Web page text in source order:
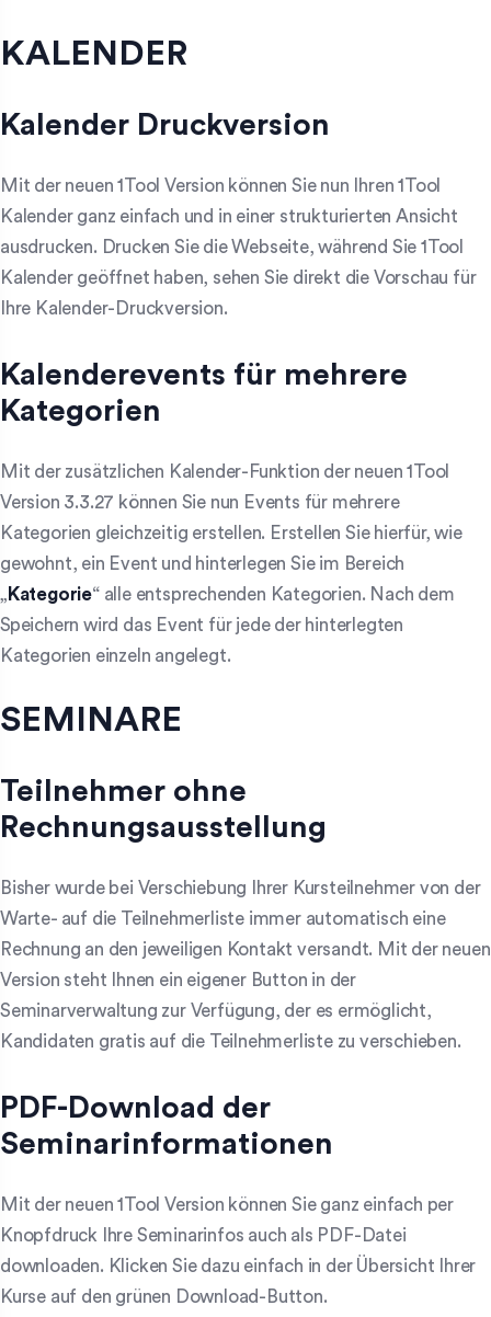
KALENDER
Kalender Druckversion
Mit der neuen 1Tool Version können Sie nun Ihren 1Tool
Kalender ganz einfach und in einer strukturierten Ansicht
ausdrucken. Drucken Sie die Webseite, während Sie 1Tool
Kalender geöffnet haben, sehen Sie direkt die Vorschau für
Ihre Kalender-Druckversion.
Kalenderevents für mehrere
Kategorien
Mit der zusätzlichen Kalender-Funktion der neuen 1Tool
Version 3.3.27 können Sie nun Events für mehrere
Kategorien gleichzeitig erstellen. Erstellen Sie hierfür, wie
gewohnt, ein Event und hinterlegen Sie im Bereich
„ Kategorie“ alle entsprechenden Kategorien. Nach dem
Speichern wird das Event für jede der hinterlegten
Kategorien einzeln angelegt.
SEMINARE
Teilnehmer ohne
Rechnungsausstellung
Bisher wurde bei Verschiebung Ihrer Kursteilnehmer von der
Warte- auf die Teilnehmerliste immer automatisch eine
Rechnung an den jeweiligen Kontakt versandt. Mit der neuen
Version steht Ihnen ein eigener Button in der
Seminarverwaltung zur Verfügung, der es ermöglicht,
Kandidaten gratis auf die Teilnehmerliste zu verschieben.
PDF-Download der
Seminarinformationen
Mit der neuen 1Tool Version können Sie ganz einfach per
Knopfdruck Ihre Seminarinfos auch als PDF-Datei
downloaden. Klicken Sie dazu einfach in der Übersicht Ihrer
Kurse auf den grünen Download-Button.